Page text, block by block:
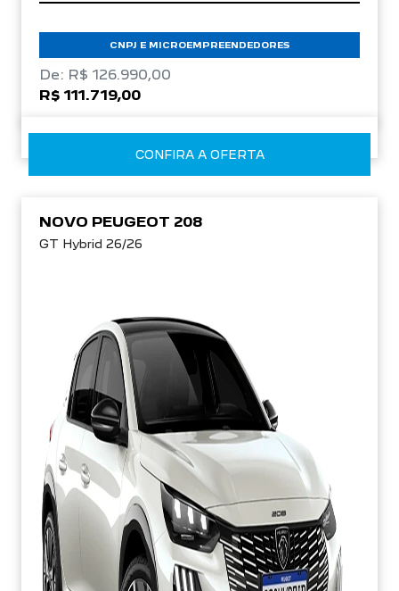
CNPJ E MICROEMPREENDEDORES
De: R$ 126.990,00
R$ 111.719,00
CONFIRA A OFERTA
NOVO PEUGEOT 208
GT Hybrid 26/26